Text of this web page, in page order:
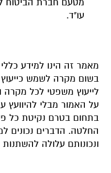
עו"ד.
מאמר זה הינו למידע
בשום מקרה לשמש
לייעוץ משפטי לכל מקרה
על האמור מבלי להיוועץ
בתחום בטרם נקיטת כל
החלטה. הדברים נכונים
ונכונותם עלולה